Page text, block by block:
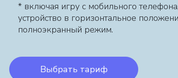
* включая игру с мобильного
устройство в горизонтальное
полноэкранный режим.
Выбрать тариф